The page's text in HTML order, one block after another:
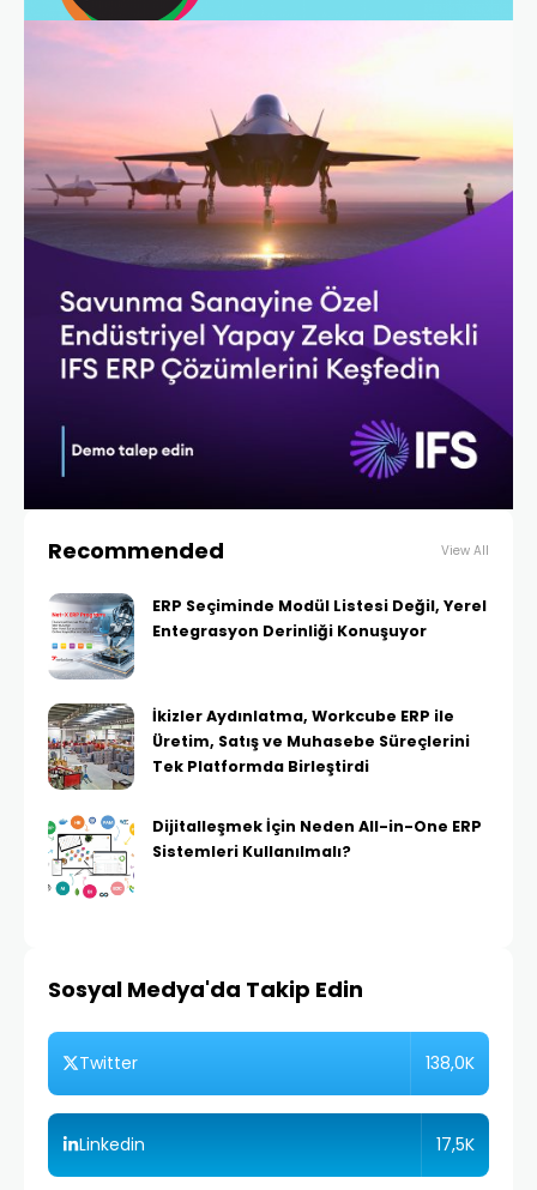
Recommended View All
ERP Seçiminde Modül Listesi Değil, Yerel
Entegrasyon Derinliği Konuşuyor
İkizler Aydınlatma, Workcube ERP ile
Üretim, Satış ve Muhasebe Süreçlerini
Tek Platformda Birleştirdi
Dijitalleşmek İçin Neden All-in-One ERP
Sistemleri Kullanılmalı?
Sosyal Medya'da Takip Edin
Twitter 138,0K
Linkedin 17,5K